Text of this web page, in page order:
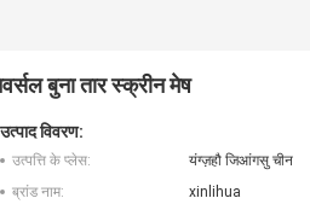
बुना तार स्क्रीन मेष
उत्पाद विवरण:
उत्पत्ति के प्लेस:
यंग्ज़हौ जिआंगसु चीन
ब्रांड नाम:
xinlihua